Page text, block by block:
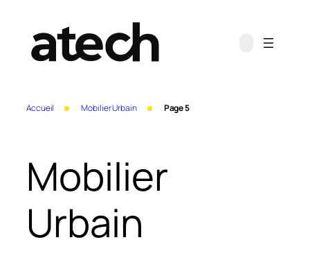
contenu
Accueil Mobilier Urbain Page 5
Mobilier
Urbain